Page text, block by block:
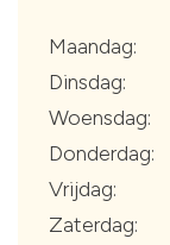
Maandag:
Dinsdag:
Woensdag:
Donderdag:
Vrijdag:
Zaterdag: